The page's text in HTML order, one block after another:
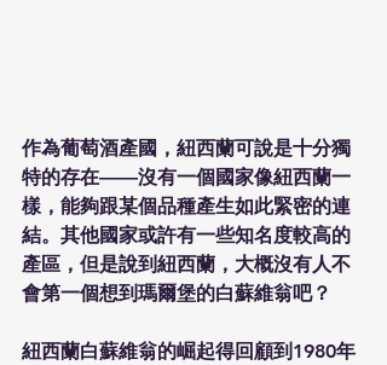
作為葡萄酒產國，紐西蘭可說是十分獨
特的存在——沒有一個國家像紐西蘭一
樣，能夠跟某個品種產生如此緊密的連
結。其他國家或許有一些知名度較高的
產區，但是說到紐西蘭，大概沒有人不
會第一個想到瑪爾堡的白蘇維翁吧？
紐西蘭白蘇維翁的崛起得回顧到1980年